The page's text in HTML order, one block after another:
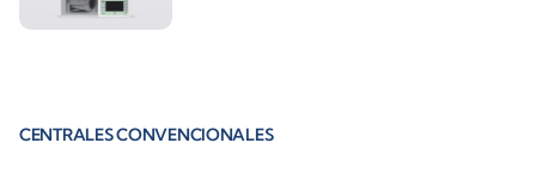
CENTRALES CONVENCIONALES